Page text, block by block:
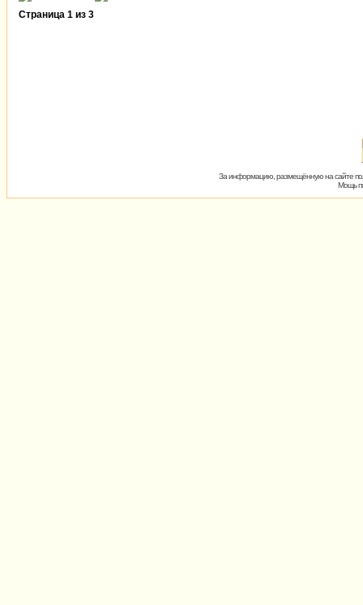
Страница 1 из 3
За информацию, размещённую на сайте
Мощь